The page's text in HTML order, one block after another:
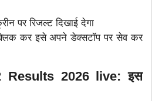
पर रिजल्ट दिखाई देगा
कर इसे अपने डेक्सटॉप पर सेव कर
Results 2026 live: इस